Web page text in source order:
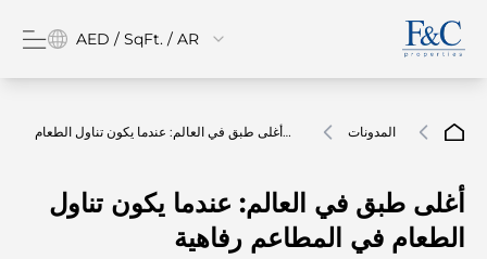
AED / SqFt. / AR
المدونات
أغلى طبق في العالم: عندما يكون تناول الطعام
أغلى طبق في العالم: عندما يكون تناول
الطعام في المطاعم رفاهية